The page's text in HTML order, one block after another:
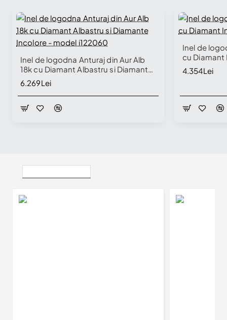
Inel de logodna Anturaj din Aur Alb
18k cu Diamant Albastru si Diamante
Incolore - model i122060
6.269Lei
Inel de
cu Diamant
4.354Lei